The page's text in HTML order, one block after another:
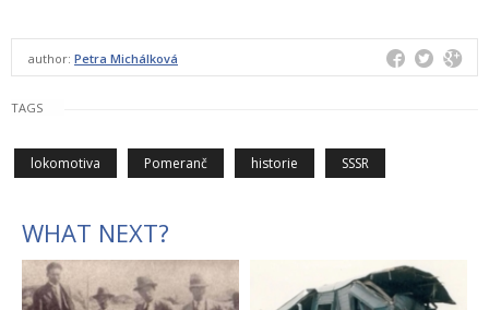
author: Petra Michálková
TAGS
lokomotiva Pomeranč historie SSSR
WHAT NEXT?